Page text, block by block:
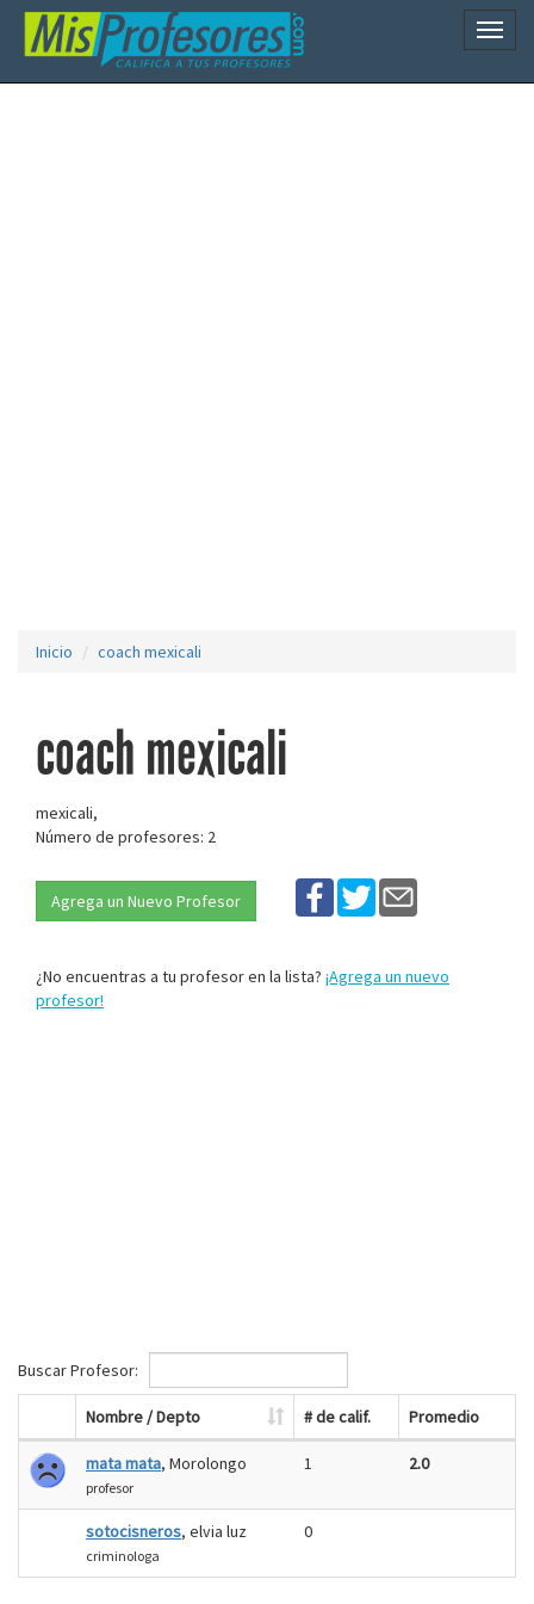
Inicio coach mexicali
coach mexicali
mexicali,
Número de profesores: 2
Agrega un Nuevo Profesor
¿No encuentras a tu profesor en la lista? ¡Agrega un nuevo
profesor!
Buscar Profesor:
Nombre / Depto # de calif. Promedio
mata mata, Morolongo
profesor
1 2.0
sotocisneros, elvia luz
criminologa
0